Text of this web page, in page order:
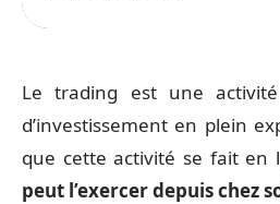
Le trading est une
d’investissement en plein
que cette activité se fait en
peut l’exercer depuis chez